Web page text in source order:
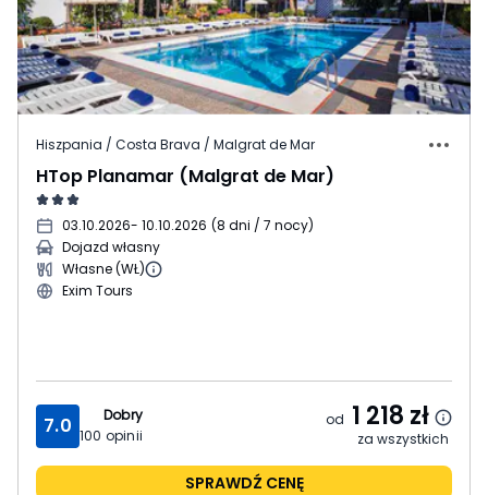
Hiszpania / Costa Brava / Malgrat de Mar
HTop Planamar (Malgrat de Mar)
03.10.2026- 10.10.2026 (8 dni / 7 nocy)
Dojazd własny
Własne (WŁ)
Exim Tours
7.0
Dobry
100 opinii
od 1 218 zł
za wszystkich
SPRAWDŹ CENĘ